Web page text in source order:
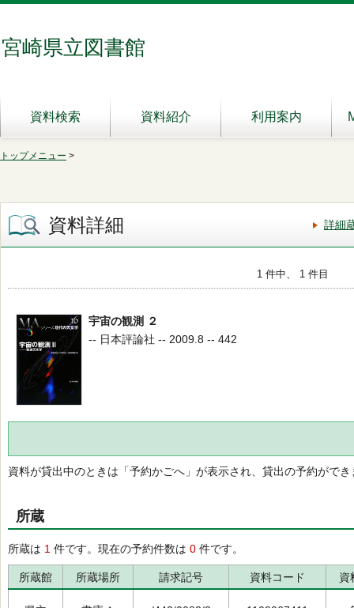
宮崎県立図書館
資料検索 資料紹介 利用案内
トップメニュー >
資料詳細 詳細
1 件中、 1 件目
宇宙の観測 ２
-- 日本評論社 -- 2009.8 -- 442
資料が貸出中のときは「予約かごへ」が表示され、貸出の予約ができ
所蔵
所蔵は 1 件です。現在の予約件数は 0 件です。
所蔵館 所蔵場所 請求記号 資料コード 資